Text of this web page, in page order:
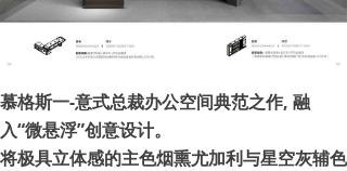
慕格斯一-意式总裁办公空间典范之作, 融
入“微悬浮”创意设计。
将极具立体感的主色烟熏尤加利与星空灰辅色